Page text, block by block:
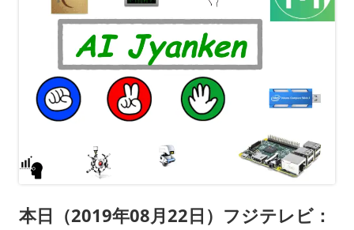
本日（2019年08月22日）フジテレビ：